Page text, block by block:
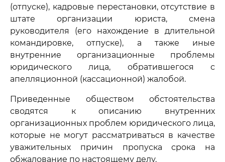
(отпуске), кадровые перестановки, отсутствие в
штате организации юриста, смена
руководителя (его нахождение в длительной
командировке, отпуске), а также иные
внутренние организационные проблемы
юридического лица, обратившегося с
апелляционной (кассационной) жалобой.
Приведенные обществом обстоятельства
сводятся к описанию внутренних
организационных проблем юридического лица,
которые не могут рассматриваться в качестве
уважительных причин пропуска срока на
обжалование по настоящему делу.